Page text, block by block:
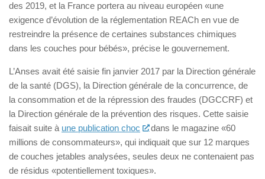
des 2019, et la France portera au niveau européen «une
exigence d’évolution de la réglementation REACh en vue de
restreindre la présence de certaines substances chimiques
dans les couches pour bébés», précise le gouvernement.
L’Anses avait été saisie fin janvier 2017 par la Direction générale
de la santé (DGS), la Direction générale de la concurrence, de
la consommation et de la répression des fraudes (DGCCRF) et
la Direction générale de la prévention des risques. Cette saisie
faisait suite à une publication choc
dans le magazine «60
millions de consommateurs», qui indiquait que sur 12 marques
de couches jetables analysées, seules deux ne contenaient pas
de résidus «potentiellement toxiques».